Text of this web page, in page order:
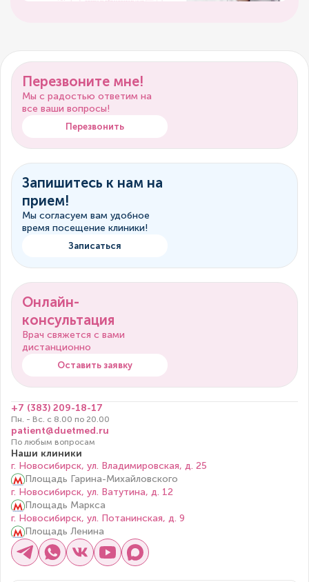
Перезвоните мне!
Мы с радостью ответим на
все ваши вопросы!
Перезвонить
Запишитесь к нам на
прием!
Мы согласуем вам удобное
время посещение клиники!
Записаться
Онлайн-
консультация
Врач свяжется с вами
дистанционно
Оставить заявку
+7 (383) 209-18-17
Пн. - Вс. с 8.00 по 20.00
patient@duetmed.ru
По любым вопросам
Наши клиники
г. Новосибирск, ул. Владимировская, д. 25
Площадь Гарина-Михайловского
г. Новосибирск, ул. Ватутина, д. 12
Площадь Маркса
г. Новосибирск, ул. Потанинская, д. 9
Площадь Ленина